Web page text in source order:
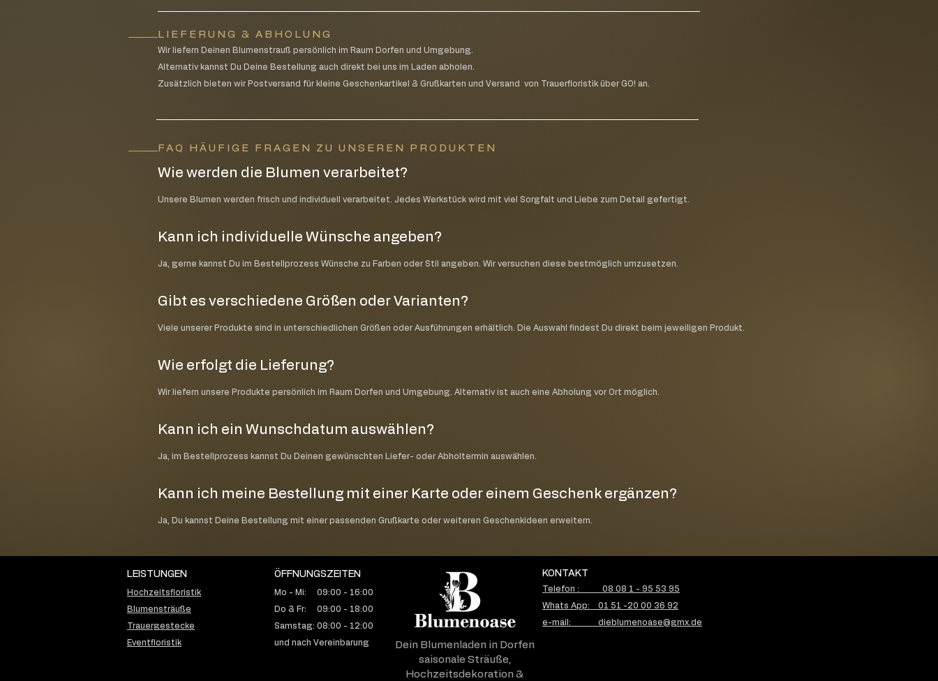
LIEFERUNG & ABHOLUNG
Wir liefern Deinen Blumenstrauß persönlich im Raum Dorfen und Umgebung.
Alternativ kannst Du Deine Bestellung auch direkt bei uns im Laden abholen.
Zusätzlich bieten wir Postversand für kleine Geschenkartikel & Grußkarten und Versand von Trauerfloristik über GO! an.
FAQ HÄUFIGE FRAGEN ZU UNSEREN PRODUKTEN
Wie werden die Blumen verarbeitet?
Unsere Blumen werden frisch und individuell verarbeitet. Jedes Werkstück wird mit viel Sorgfalt und Liebe zum Detail gefertigt.
Kann ich individuelle Wünsche angeben?
Ja, gerne kannst Du im Bestellprozess Wünsche zu Farben oder Stil angeben. Wir versuchen diese bestmöglich umzusetzen.
Gibt es verschiedene Größen oder Varianten?
Viele unserer Produkte sind in unterschiedlichen Größen oder Ausführungen erhältlich. Die Auswahl findest Du direkt beim jeweiligen Produkt.
Wie erfolgt die Lieferung?
Wir liefern unsere Produkte persönlich im Raum Dorfen und Umgebung. Alternativ ist auch eine Abholung vor Ort möglich.
Kann ich ein Wunschdatum auswählen?
Ja, im Bestellprozess kannst Du Deinen gewünschten Liefer- oder Abholtermin auswählen.
Kann ich meine Bestellung mit einer Karte oder einem Geschenk ergänzen?
Ja, Du kannst Deine Bestellung mit einer passenden Grußkarte oder weiteren Geschenkideen erweitern.
LEISTUNGEN
Hochzeitsfloristik
Blumensträuße
Trauergestecke
Eventfloristik
ÖFFNUNGSZEITEN
Mo - Mi: 09:00 - 16:00
Do & Fr: 09:00 - 18:00
Samstag: 08:00 - 12:00
und nach Vereinbarung
Dein Blumenladen in Dorfen
saisonale Sträuße,
Hochzeitsdekoration &
KONTAKT
Telefon : 08 08 1 - 95 53 95
Whats App: 01 51 -20 00 36 92
e-mail: dieblumenoase@gmx.de